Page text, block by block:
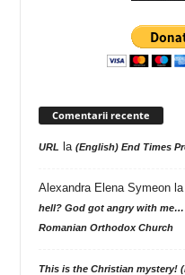
Comentarii recente
URL la (English) End Times
Alexandra Elena Symeonla
hell? God got angry with me…
Romanian Orthodox Church
This is the Christian mystery!